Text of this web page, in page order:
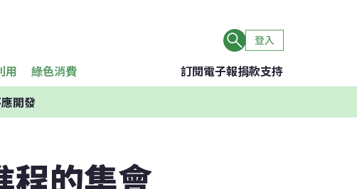
登入
用 綠色消費 訂閱電子報捐款支持
開發
程的集會